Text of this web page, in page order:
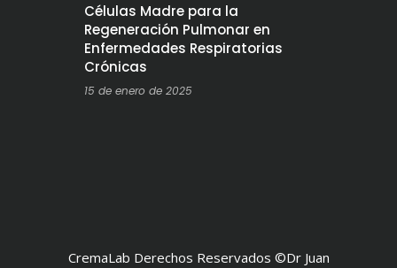
Células Madre para la
Regeneración Pulmonar en
Enfermedades Respiratorias
Crónicas
15 de enero de 2025
CremaLab Derechos Reservados ©Dr Juan